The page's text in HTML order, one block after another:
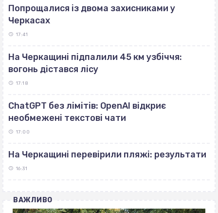
Попрощалися із двома захисниками у
Черкасах
17:41
На Черкащині підпалили 45 км узбіччя:
вогонь дістався лісу
17:18
ChatGPT без лімітів: OpenAI відкриє
необмежені текстові чати
17:00
На Черкащині перевірили пляжі: результати
16:31
ВАЖЛИВО